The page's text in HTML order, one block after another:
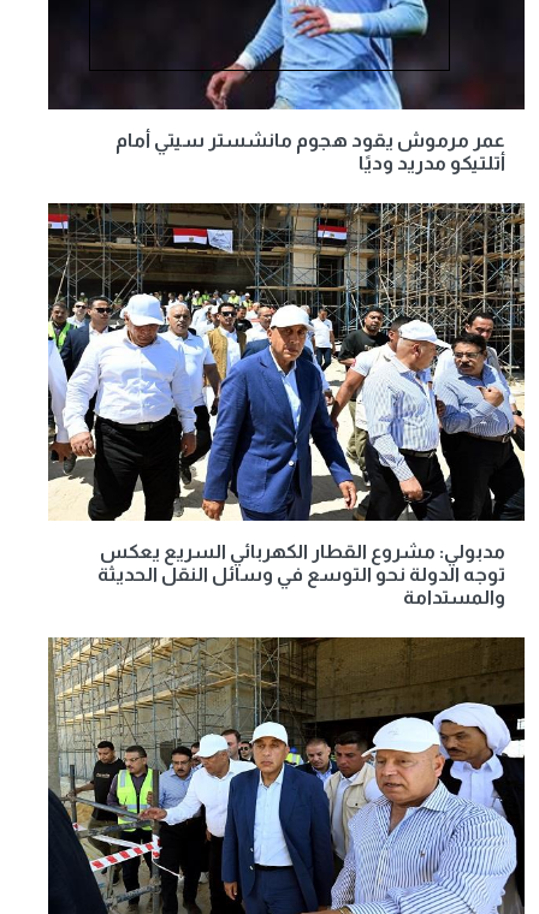
عمر مرموش يقود هجوم مانشستر سيتي أمام
أتلتيكو مدريد وديًا
مدبولي: مشروع القطار الكهربائي السريع يعكس
توجه الدولة نحو التوسع في وسائل النقل الحديثة
والمستدامة